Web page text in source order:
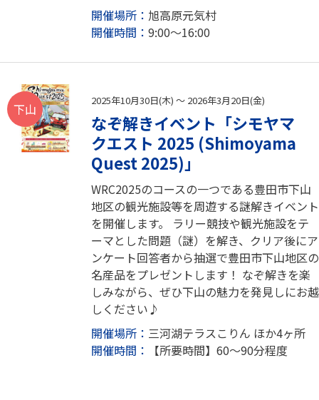
開催場所： 旭高原元気村
開催時間： 9:00～16:00
下山
2025年10月30日(木) ～ 2026年3月20日(金)
なぞ解きイベント「シモヤマ
クエスト 2025 (Shimoyama
Quest 2025)」
WRC2025のコースの一つである豊田市下山
地区の観光施設等を周遊する謎解きイベント
を開催します。 ラリー競技や観光施設をテ
ーマとした問題（謎）を解き、クリア後にア
ンケート回答者から抽選で豊田市下山地区の
名産品をプレゼントします！ なぞ解きを楽
しみながら、ぜひ下山の魅力を発見しにお越
しください♪
開催場所： 三河湖テラスこりん ほか4ヶ所
開催時間：
【所要時間】60～90分程度